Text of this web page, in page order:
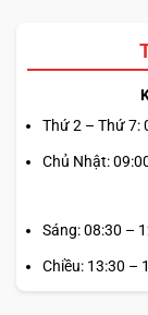
Bên cạnh bảo
Thứ 2 – Thứ 7:
Chủ Nhật:
Sáng: 08:30 –
Chiều: 13:30 –